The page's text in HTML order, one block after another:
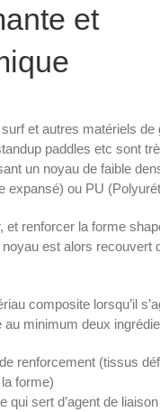
et
et autres matériels de
paddles etc sont
un noyau de faible
expansé) ou PU
et renforcer la forme
est alors recouvert
composite lorsqu’il
au minimum deux
renforcement (tissus
forme)
qui sert d’agent de